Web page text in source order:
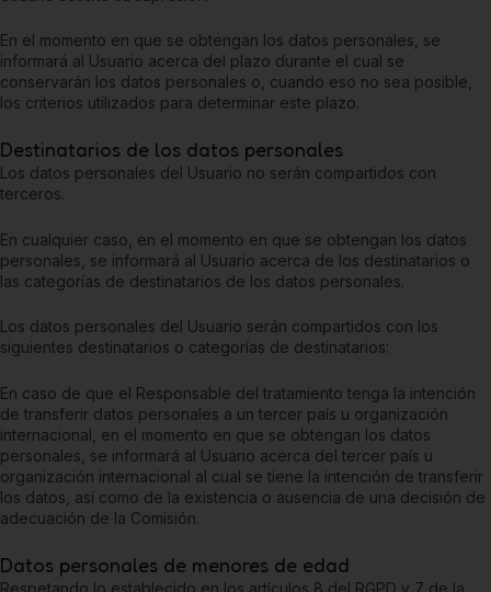
En el momento en que se obtengan los datos personales, se
informará al Usuario acerca del plazo durante el cual se
conservarán los datos personales o, cuando eso no sea posible,
los criterios utilizados para determinar este plazo.
Destinatarios de los datos personales
Los datos personales del Usuario no serán compartidos con
terceros.
En cualquier caso, en el momento en que se obtengan los datos
personales, se informará al Usuario acerca de los destinatarios o
las categorías de destinatarios de los datos personales.
Los datos personales del Usuario serán compartidos con los
siguientes destinatarios o categorías de destinatarios:
En caso de que el Responsable del tratamiento tenga la intención
de transferir datos personales a un tercer país u organización
internacional, en el momento en que se obtengan los datos
personales, se informará al Usuario acerca del tercer país u
organización internacional al cual se tiene la intención de transferir
los datos, así como de la existencia o ausencia de una decisión de
adecuación de la Comisión.
Datos personales de menores de edad
Respetando lo establecido en los artículos 8 del RGPD y 7 de la